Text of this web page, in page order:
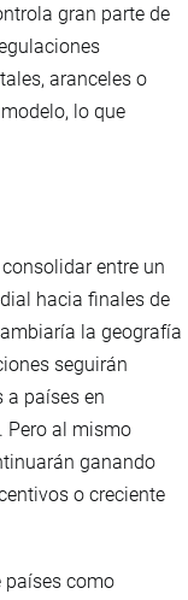
gran parte de
aranceles o
lo que
entre un
hacia finales de
la geografía
seguirán
a países en
Pero al mismo
ganando
o creciente
países como